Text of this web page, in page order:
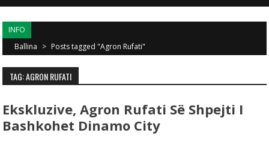
INFO
Ballina > Posts tagged "Agron Rufati"
TAG: AGRON RUFATI
Ekskluzive, Agron Rufati Së Shpejti I
Bashkohet Dinamo City